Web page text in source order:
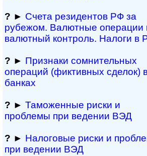
? ► Счета резидентов РФ за
рубежом. Валютные операции
валютный контроль. Налоги в
? ► Признаки сомнитель­ных
операций (фиктивных сделок)
банках
? ► Таможенные риски и
проблемы при ведении ВЭД
? ► Налоговые риски и
при ведении ВЭД